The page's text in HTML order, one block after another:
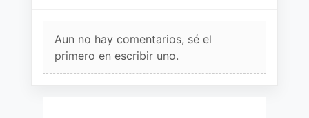
Aun no hay comentarios, sé el
primero en escribir uno.